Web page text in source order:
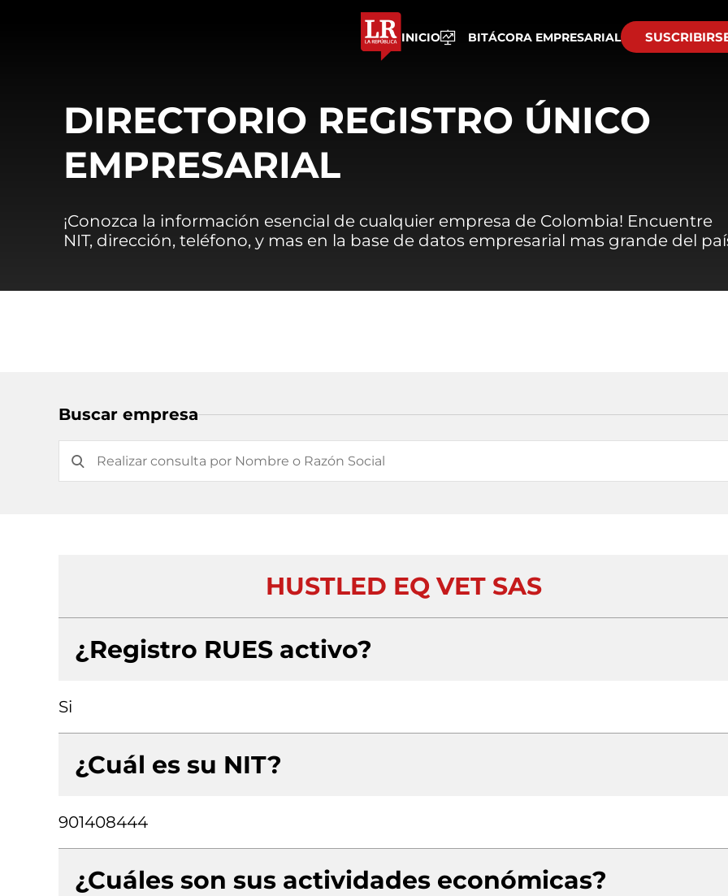
INICIO BITÁCORA EMPRESARIAL
DIRECTORIO REGISTRO ÚNICO
EMPRESARIAL
¡Conozca la información esencial de cualquier empresa de Colombia! Encuentre
NIT, dirección, teléfono, y mas en la base de datos empresarial mas grande del
Buscar empresa
HUSTLED EQ VET SAS
¿Registro RUES activo?
Si
¿Cuál es su NIT?
901408444
¿Cuáles son sus actividades económicas?